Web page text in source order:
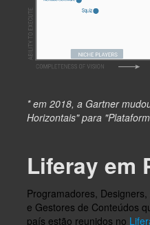
* em 2018, a Gartner
Horizontais" para
Liferay em
Programadores,
e Gestores de Conteúdos
país estão reunidos no